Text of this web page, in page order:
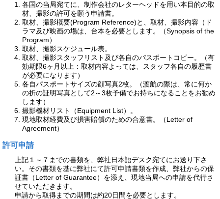
各国の当局宛てに、制作会社のレターヘッドを用い本目的の取
材、撮影の許可を願う申請書。
取材、撮影概要(Program Reference)と、取材、撮影内容（ド
ラマ及び映画の場は、台本を必要とします。（Synopsis of the
Program）
取材、撮影スケジュール表。
取材、撮影スタッフリスト及び各自のパスポートコピー。（有
効期限6ヶ月以上：取材内容よっては、スタッフ各自の履歴書
が必要になります）
各自パスポートサイズの顔写真2枚。（渡航の際は、常に何か
の折の証明写真として2～3枚予備でお持ちになることをお勧め
します）
撮影機材リスト（Equipment List）。
現地取材経費及び損害賠償のための合意書。（Letter of
Agreement）
許可申請
上記１～７までの書類を、弊社日本語デスク宛てにお送り下さ
い。その書類を基に弊社にて許可申請書類を作成、弊社からの保
証書（Letter of Guarantee）を添え、現地当局への申請を代行さ
せていただきます。
申請から取得までの期間は約20日間を必要とします。